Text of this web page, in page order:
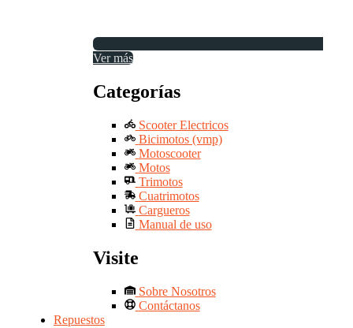
Ver más
Categorías
Scooter Electricos
Bicimotos (vmp)
Motoscooter
Motos
Trimotos
Cuatrimotos
Cargueros
Manual de uso
Visite
Sobre Nosotros
Contáctanos
Repuestos